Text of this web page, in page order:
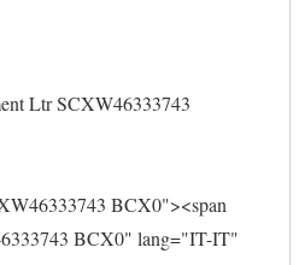
Ltr SCXW46333743
BCX0"><span
BCX0" lang="IT-IT"